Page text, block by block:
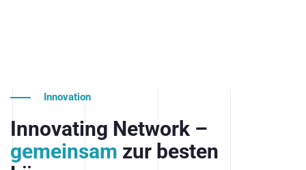
Innovation
Innovating Network –
gemeinsam zur besten